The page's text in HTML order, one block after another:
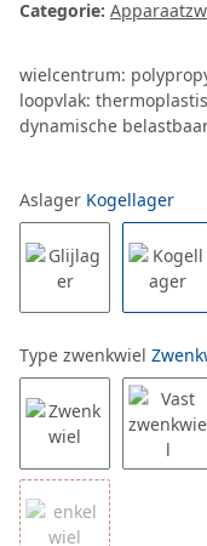
Categorie:
wielcentrum:
loopvlak:
dynamische
Aslager Kogellager
Type zwenkwiel